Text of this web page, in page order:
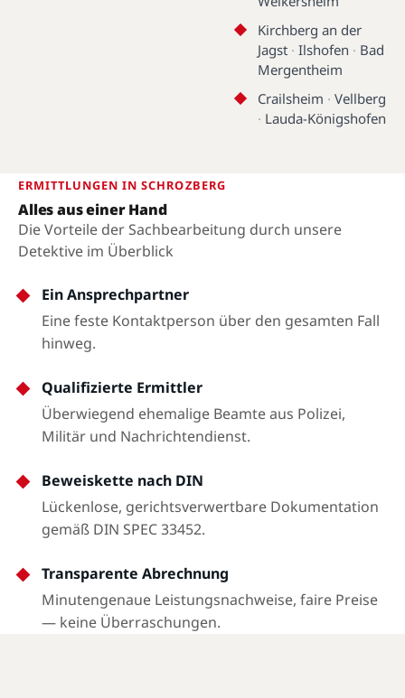
Kirchberg an der
Jagst· Ilshofen · Bad
Mergentheim
Crailsheim · Vellberg
· Lauda-Königshofen
ERMITTLUNGEN IN SCHROZBERG
Alles aus einer Hand
Die Vorteile der Sachbearbeitung durch unsere
Detektive im Überblick
Ein Ansprechpartner
Eine feste Kontaktperson über den gesamten Fall
hinweg.
Qualifizierte Ermittler
Überwiegend ehemalige Beamte aus Polizei,
Militär und Nachrichtendienst.
Beweiskette nach DIN
Lückenlose, gerichtsverwertbare Dokumentation
gemäß DIN SPEC 33452.
Transparente Abrechnung
Minutengenaue Leistungsnachweise, faire Preise
— keine Überraschungen.